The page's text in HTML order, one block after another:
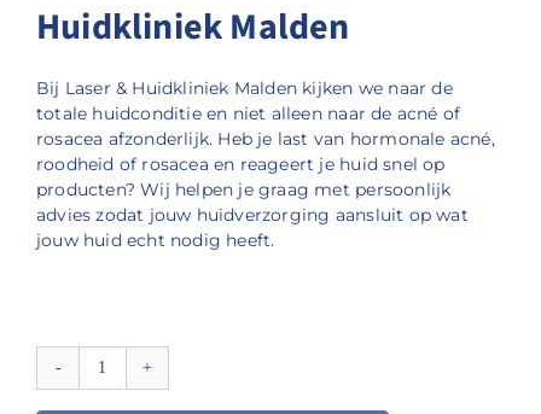
Huidkliniek Malden
Bij Laser & Huidkliniek Malden kijken we naar de
totale huidconditie en niet alleen naar de acné of
rosacea afzonderlijk. Heb je last van hormonale acné,
roodheid of rosacea en reageert je huid snel op
producten? Wij helpen je graag met persoonlijk
advies zodat jouw huidverzorging aansluit op wat
jouw huid echt nodig heeft.